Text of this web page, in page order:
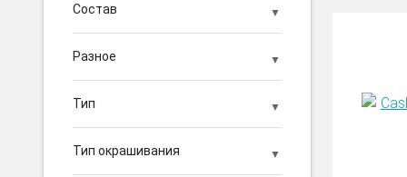
Состав
Разное
Тип
Тип окрашивания